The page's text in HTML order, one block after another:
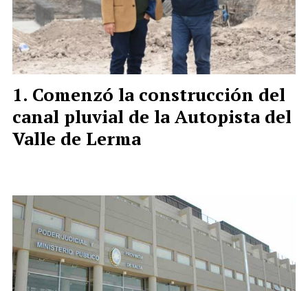
Comenzó la construcción del
canal pluvial de la Autopista del
Valle de Lerma